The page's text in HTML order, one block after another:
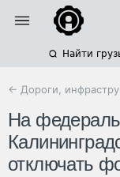
Найти
← Дороги,
На
отключать